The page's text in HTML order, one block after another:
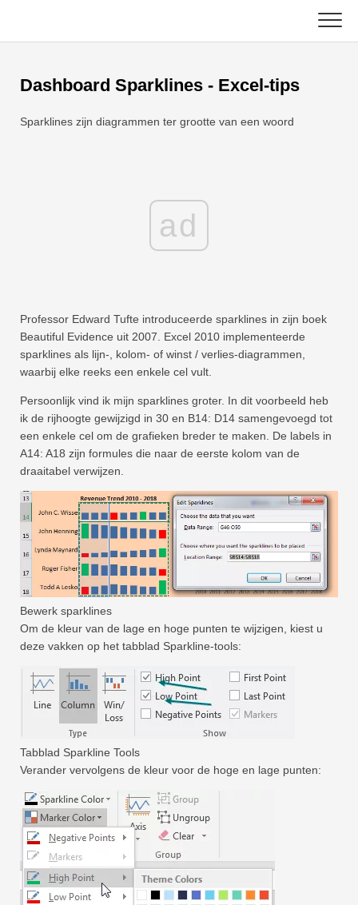
content
Lessen
Nieuws
TechTV
Python
Snel
Dashboard Sparklines - Excel-tips
Sparklines zijn diagrammen ter grootte van een woord
ad
Professor Edward Tufte introduceerde sparklines in zijn boek
Beautiful Evidence uit 2007. Excel 2010 implementeerde
sparklines als lijn-, kolom- of winst / verlies-diagrammen,
waarbij elke reeks een enkele cel vult.
Persoonlijk vind ik mijn sparklines groter. In dit voorbeeld heb
ik de rijhoogte gewijzigd in 30 en B14: D14 samengevoegd tot
een enkele cel om de grafieken breder te maken. De labels in
A14: A18 zijn formules die naar de eerste kolom van de
draaitabel verwijzen.
Bewerk sparklines
Om de kleur van de lage en hoge punten te wijzigen, kiest u
deze vakken op het tabblad Sparkline-tools:
Tabblad Sparkline Tools
Verander vervolgens de kleur voor de hoge en lage punten: